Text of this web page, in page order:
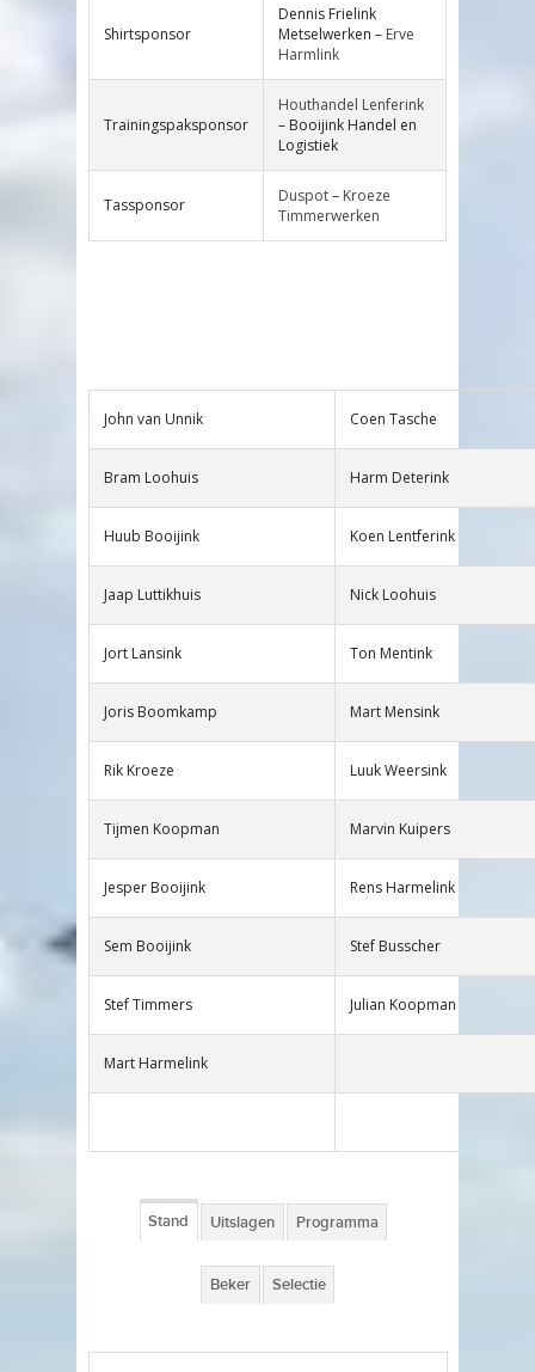
Shirtsponsor
Dennis Frielink
Metselwerken – Erve
Harmlink
Trainingspaksponsor
Houthandel Lenferink
– Booijink Handel en
Logistiek
Tassponsor Duspot– Kroeze
Timmerwerken
John van Unnik Coen Tasche
Bram Loohuis Harm Deterink
Huub Booijink Koen Lentferink
Jaap Luttikhuis Nick Loohuis
Jort Lansink Ton Mentink
Joris Boomkamp Mart Mensink
Rik Kroeze Luuk Weersink
Tijmen Koopman Marvin Kuipers
Jesper Booijink Rens Harmelink
Sem Booijink Stef Busscher
Stef Timmers Julian Koopman
Mart Harmelink
Stand Uitslagen Programma
Beker Selectie